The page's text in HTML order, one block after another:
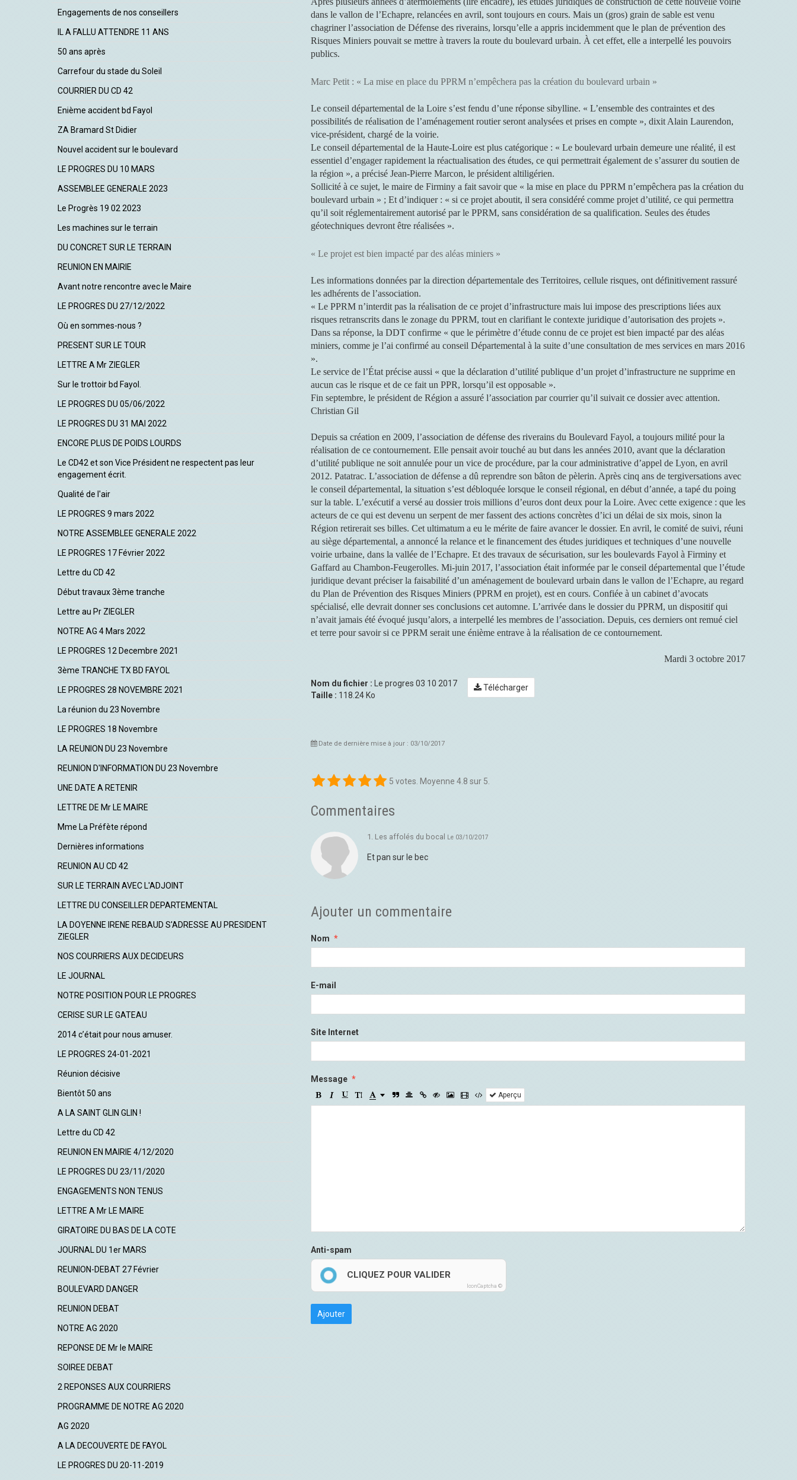
dans le vallon de l’Echapre, relancées en avril, sont toujours en cours. Mais un (gros) grain de sable est venu
chagriner l’association de Défense des riverains, lorsqu’elle a appris incidemment que le plan de prévention des
Risques Miniers pouvait se mettre à travers la route du boulevard urbain. À cet effet, elle a interpellé les pouvoirs
publics.
Marc Petit : « La mise en place du PPRM n’empêchera pas la création du boulevard urbain »
Le conseil départemental de la Loire s’est fendu d’une réponse sibylline. « L’ensemble des contraintes et des
possibilités de réalisation de l’aménagement routier seront analysées et prises en compte », dixit Alain Laurendon,
vice-président, chargé de la voirie.
Le conseil départemental de la Haute-Loire est plus catégorique : « Le boulevard urbain demeure une réalité, il est
essentiel d’engager rapidement la réactualisation des études, ce qui permettrait également de s’assurer du soutien de
la région », a précisé Jean-Pierre Marcon, le président altiligérien.
Sollicité à ce sujet, le maire de Firminy a fait savoir que « la mise en place du PPRM n’empêchera pas la création du
boulevard urbain » ; Et d’indiquer : « si ce projet aboutit, il sera considéré comme projet d’utilité, ce qui permettra
qu’il soit réglementairement autorisé par le PPRM, sans considération de sa qualification. Seules des études
géotechniques devront être réalisées ».
« Le projet est bien impacté par des aléas miniers »
Les informations données par la direction départementale des Territoires, cellule risques, ont définitivement rassuré
les adhérents de l’association.
« Le PPRM n’interdit pas la réalisation de ce projet d’infrastructure mais lui impose des prescriptions liées aux
risques retranscrits dans le zonage du PPRM, tout en clarifiant le contexte juridique d’autorisation des projets ».
Dans sa réponse, la DDT confirme « que le périmètre d’étude connu de ce projet est bien impacté par des aléas
miniers, comme je l’ai confirmé au conseil Départemental à la suite d’une consultation de mes services en mars 2016
».
Le service de l’État précise aussi « que la déclaration d’utilité publique d’un projet d’infrastructure ne supprime en
aucun cas le risque et de ce fait un PPR, lorsqu’il est opposable ».
Fin septembre, le président de Région a assuré l’association par courrier qu’il suivait ce dossier avec attention.
Christian Gil
Depuis sa création en 2009, l’association de défense des riverains du Boulevard Fayol, a toujours milité pour la
réalisation de ce contournement. Elle pensait avoir touché au but dans les années 2010, avant que la déclaration
d’utilité publique ne soit annulée pour un vice de procédure, par la cour administrative d’appel de Lyon, en avril
2012. Patatrac. L’association de défense a dû reprendre son bâton de pèlerin. Après cinq ans de tergiversations avec
le conseil départemental, la situation s’est débloquée lorsque le conseil régional, en début d’année, a tapé du poing
sur la table. L’exécutif a versé au dossier trois millions d’euros dont deux pour la Loire. Avec cette exigence : que les
acteurs de ce qui est devenu un serpent de mer fassent des actions concrètes d’ici un délai de six mois, sinon la
Région retirerait ses billes. Cet ultimatum a eu le mérite de faire avancer le dossier. En avril, le comité de suivi, réuni
au siège départemental, a annoncé la relance et le financement des études juridiques et techniques d’une nouvelle
voirie urbaine, dans la vallée de l’Echapre. Et des travaux de sécurisation, sur les boulevards Fayol à Firminy et
Gaffard au Chambon-Feugerolles. Mi-juin 2017, l’association était informée par le conseil départemental que l’étude
juridique devant préciser la faisabilité d’un aménagement de boulevard urbain dans le vallon de l’Echapre, au regard
du Plan de Prévention des Risques Miniers (PPRM en projet), est en cours. Confiée à un cabinet d’avocats
spécialisé, elle devrait donner ses conclusions cet automne. L’arrivée dans le dossier du PPRM, un dispositif qui
n’avait jamais été évoqué jusqu’alors, a interpellé les membres de l’association. Depuis, ces derniers ont remué ciel
et terre pour savoir si ce PPRM serait une énième entrave à la réalisation de ce contournement.
Mardi 3 octobre 2017
Nom du fichier : Le progres 03 10 2017
Taille : 118.24 Ko
Télécharger
Date de dernière mise à jour : 03/10/2017
5 votes. Moyenne 4.8 sur 5.
Commentaires
1. Les affolés du bocal Le 03/10/2017
Et pan sur le bec
Ajouter un commentaire
Nom
E-mail
Site Internet
Message
Aperçu
Anti-spam
CLIQUEZ POUR VALIDER
IconCaptcha ©
Ajouter
Engagements de nos conseillers
IL A FALLU ATTENDRE 11 ANS
50 ans après
Carrefour du stade du Soleil
COURRIER DU CD 42
Enième accident bd Fayol
ZA Bramard St Didier
Nouvel accident sur le boulevard
LE PROGRES DU 10 MARS
ASSEMBLEE GENERALE 2023
Le Progrès 19 02 2023
Les machines sur le terrain
DU CONCRET SUR LE TERRAIN
REUNION EN MAIRIE
Avant notre rencontre avec le Maire
LE PROGRES DU 27/12/2022
Où en sommes-nous ?
PRESENT SUR LE TOUR
LETTRE A Mr ZIEGLER
Sur le trottoir bd Fayol.
LE PROGRES DU 05/06/2022
LE PROGRES DU 31 MAI 2022
ENCORE PLUS DE POIDS LOURDS
Le CD42 et son Vice Président ne respectent pas leur
engagement écrit.
Qualité de l'air
LE PROGRES 9 mars 2022
NOTRE ASSEMBLEE GENERALE 2022
LE PROGRES 17 Février 2022
Lettre du CD 42
Début travaux 3ème tranche
Lettre au Pr ZIEGLER
NOTRE AG 4 Mars 2022
LE PROGRES 12 Decembre 2021
3ème TRANCHE TX BD FAYOL
LE PROGRES 28 NOVEMBRE 2021
La réunion du 23 Novembre
LE PROGRES 18 Novembre
LA REUNION DU 23 Novembre
REUNION D'INFORMATION DU 23 Novembre
UNE DATE A RETENIR
LETTRE DE Mr LE MAIRE
Mme La Préfète répond
Dernières informations
REUNION AU CD 42
SUR LE TERRAIN AVEC L'ADJOINT
LETTRE DU CONSEILLER DEPARTEMENTAL
LA DOYENNE IRENE REBAUD S'ADRESSE AU PRESIDENT
ZIEGLER
NOS COURRIERS AUX DECIDEURS
LE JOURNAL
NOTRE POSITION POUR LE PROGRES
CERISE SUR LE GATEAU
2014 c’était pour nous amuser.
LE PROGRES 24-01-2021
Réunion décisive
Bientôt 50 ans
A LA SAINT GLIN GLIN !
Lettre du CD 42
REUNION EN MAIRIE 4/12/2020
LE PROGRES DU 23/11/2020
ENGAGEMENTS NON TENUS
LETTRE A Mr LE MAIRE
GIRATOIRE DU BAS DE LA COTE
JOURNAL DU 1er MARS
REUNION-DEBAT 27 Février
BOULEVARD DANGER
REUNION DEBAT
NOTRE AG 2020
REPONSE DE Mr le MAIRE
SOIREE DEBAT
2 REPONSES AUX COURRIERS
PROGRAMME DE NOTRE AG 2020
AG 2020
A LA DECOUVERTE DE FAYOL
LE PROGRES DU 20-11-2019